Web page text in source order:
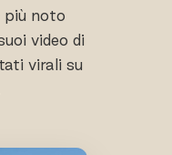
noto
video di
virali su